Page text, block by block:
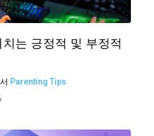
는 긍정적 및 부정적
Parenting Tips